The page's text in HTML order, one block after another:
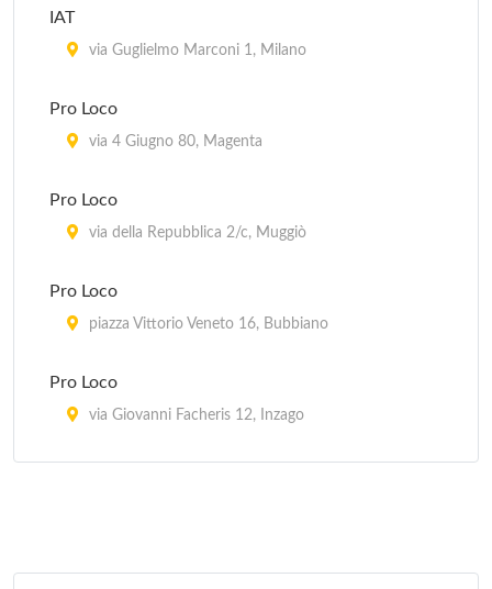
IAT
via Guglielmo Marconi 1, Milano
Pro Loco
via 4 Giugno 80, Magenta
Pro Loco
via della Repubblica 2/c, Muggiò
Pro Loco
piazza Vittorio Veneto 16, Bubbiano
Pro Loco
via Giovanni Facheris 12, Inzago